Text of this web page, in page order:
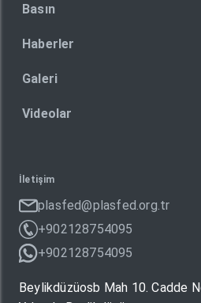
Basın
Haberler
Galeri
Videolar
İletişim
plasfed@plasfed.org.tr
+902128754095
+902128754095
Beylikdüzüosb Mah 10. Cadde